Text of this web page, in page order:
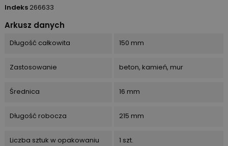
Indeks 266633
Arkusz danych
Długość całkowita 150 mm
Zastosowanie beton, kamień, mur
Średnica 16 mm
Długość robocza 215 mm
Liczba sztuk w opakowaniu 1 szt.